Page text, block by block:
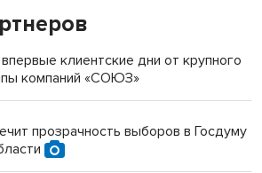
в новосибирском селе лошади
с женой вошли в топ-16
клиентские дни от крупного
компаний «СОЮЗ»
прозрачность выборов в Госдуму